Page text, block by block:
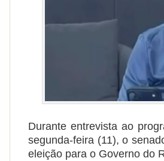
Durante entrevista ao
segunda-feira (11), o
eleição para o Governo do